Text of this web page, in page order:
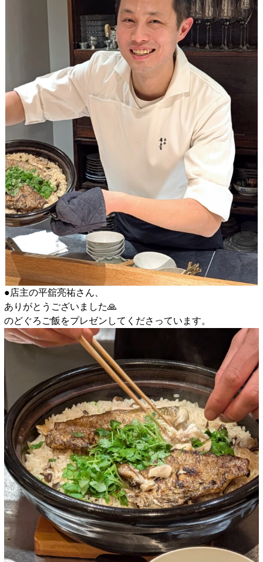
●店主の平舘亮祐さん、
ありがとうございました🙏
のどぐろご飯をプレゼンしてくださっています。